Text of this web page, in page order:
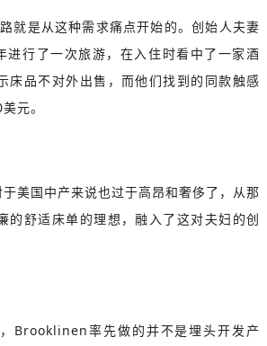
就是从这种需求痛点开始的。创始人夫妻
行了一次旅游，在入住时看中了一家酒
床品不对外出售，而他们找到的同款触感
元。
美国中产来说也过于高昂和奢侈了，从那
的舒适床单的理想，融入了这对夫妇的创
Brooklinen率先做的并不是埋头开发产